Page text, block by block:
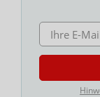
E-MAIL ADRESSE